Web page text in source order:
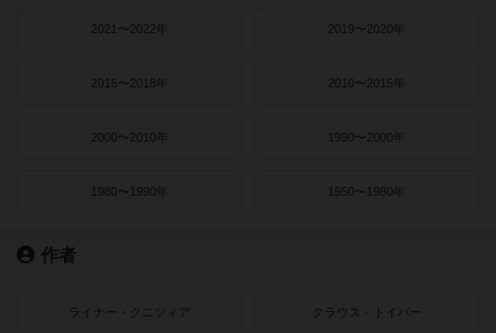
2021〜2022年 2019〜2020年
2016〜2018年 2010〜2015年
2000〜2010年 1990〜2000年
1980〜1990年 1950〜1980年
作者
ライナー・クニツィア クラウス・トイバー